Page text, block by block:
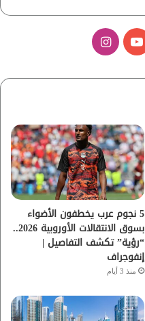
ي
و
ب
ت
ق
ر
م
5 نجوم عرب يخطفون الأضواء
بسوق الانتقالات الأوروبية 2026..
“رؤية” تكشف التفاصيل |
إنفوجراف
منذ 3 أيام